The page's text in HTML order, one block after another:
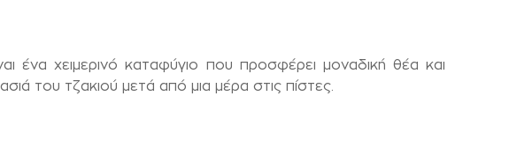
χειμερινό καταφύγιο που προσφέρει μοναδική θέα και
του τζακιού μετά από μια μέρα στις πίστες.